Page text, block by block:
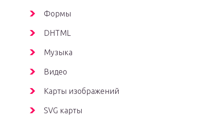
Формы
DHTML
Музыка
Видео
Карты изображений
SVG карты